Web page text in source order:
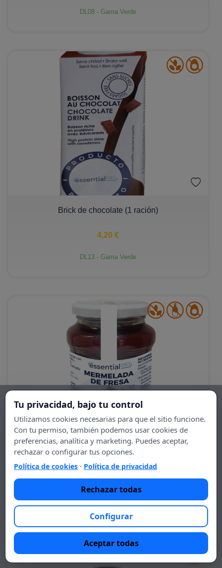
DL08 - Gama Verde
Brick de chocolate (1 ración)
4,20 €
DL13 - Gama Verde
− + Mermelada de fresa
4,50 €
DL24 - Gama Verde
Tu privacidad, bajo tu control
Utilizamos cookies necesarias para que el sitio funcione.
Con tu permiso, también podemos usar cookies de
preferencias, analítica y marketing. Puedes aceptar,
rechazar o configurar tus opciones.
Política de cookies · Política de privacidad
Rechazar todas
Configurar
Aceptar todas